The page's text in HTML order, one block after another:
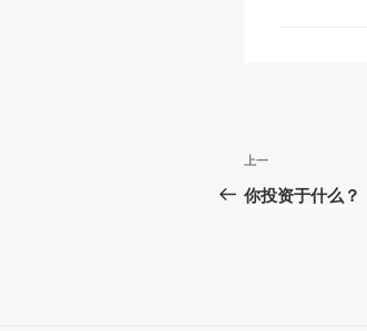
文
章
上
一
上一
你投资于什么？